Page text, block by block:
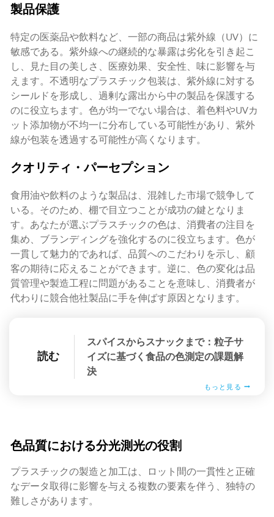
製品保護
特定の医薬品や飲料など、一部の商品は紫外線（UV）に
敏感である。紫外線への継続的な暴露は劣化を引き起こ
し、見た目の美しさ、医療効果、安全性、味に影響を与
えます。不透明なプラスチック包装は、紫外線に対する
シールドを形成し、過剰な露出から中の製品を保護する
のに役立ちます。色が均一でない場合は、着色料やUVカ
ット添加物が不均一に分布している可能性があり、紫外
線が包装を透過する可能性が高くなります。
クオリティ・パーセプション
食用油や飲料のような製品は、混雑した市場で競争して
いる。そのため、棚で目立つことが成功の鍵となりま
す。あなたが選ぶプラスチックの色は、消費者の注目を
集め、ブランディングを強化するのに役立ちます。色が
一貫して魅力的であれば、品質へのこだわりを示し、顧
客の期待に応えることができます。逆に、色の変化は品
質管理や製造工程に問題があることを意味し、消費者が
代わりに競合他社製品に手を伸ばす原因となります。
読む
スパイスからスナックまで：粒子サ
イズに基づく食品の色測定の課題解
決
もっと見る
色品質における分光測光の役割
プラスチックの製造と加工は、ロット間の一貫性と正確
なデータ取得に影響を与える複数の要素を伴う、独特の
難しさがあります。